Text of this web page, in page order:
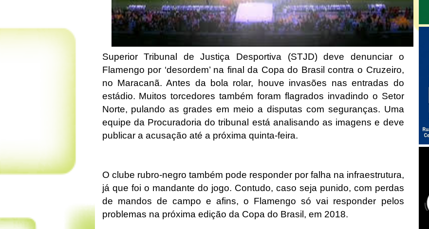
Superior Tribunal de Justiça Desportiva (STJD) deve denunciar o
Flamengo por ‘desordem’ na final da Copa do Brasil contra o Cruzeiro,
no Maracanã. Antes da bola rolar, houve invasões nas entradas do
estádio. Muitos torcedores também foram flagrados invadindo o Setor
Norte, pulando as grades em meio a disputas com seguranças. Uma
equipe da Procuradoria do tribunal está analisando as imagens e deve
publicar a acusação até a próxima quinta-feira.
O clube rubro-negro também pode responder por falha na infraestrutura,
já que foi o mandante do jogo. Contudo, caso seja punido, com perdas
de mandos de campo e afins, o Flamengo só vai responder pelos
problemas na próxima edição da Copa do Brasil, em 2018.